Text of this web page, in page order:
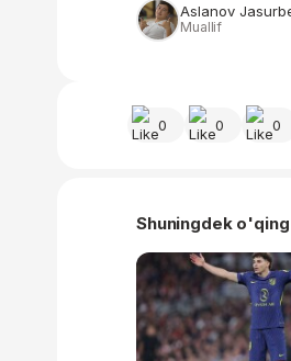
Aslanov
Muallif
0 0 0
Shuningdek o'qing